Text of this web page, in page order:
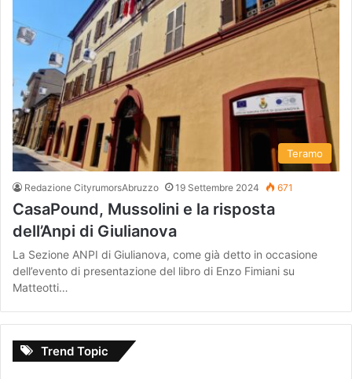
Teramo
Redazione CityrumorsAbruzzo 19 Settembre 2024 671
CasaPound, Mussolini e la risposta
dell’Anpi di Giulianova
La Sezione ANPI di Giulianova, come già detto in occasione
dell’evento di presentazione del libro di Enzo Fimiani su
Matteotti…
Trend Topic